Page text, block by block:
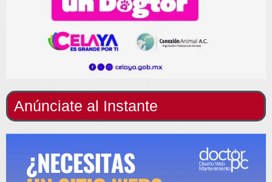
Anúnciate al Instante